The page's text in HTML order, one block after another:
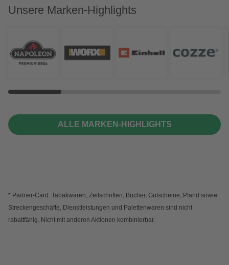
Unsere Marken-Highlights
ALLE MARKEN-HIGHLIGHTS
* Partner-Card: Tabakwaren, Zeitschriften, Bücher, Gutscheine, Pfand sowie
Streckengeschäfte, Dienstleistungen und Palettenwaren sind nicht
rabattfähig. Nicht mit anderen Aktionen kombinierbar.